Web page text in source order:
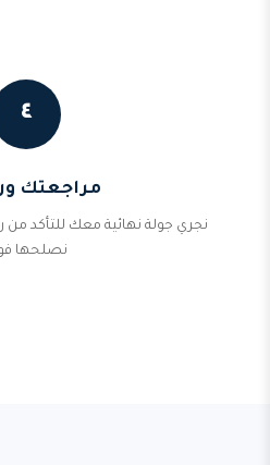
٤
مراجعتك
نجري جولة نهائية معك للتأكد من
نصلحها